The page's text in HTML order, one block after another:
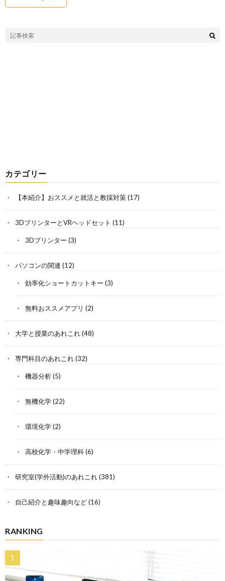
カテゴリー
【本紹介】おススメと就活と教採対策(17)
3DプリンターとVRヘッドセット (11)
3Dプリンター (3)
パソコンの関連 (12)
効率化ショートカットキー (3)
無料おススメアプリ (2)
大学と授業のあれこれ(48)
専門科目のあれこれ(32)
機器分析(5)
無機化学(22)
環境化学(2)
高校化学・中学理科(6)
研究室(学外活動)のあれこれ(381)
自己紹介と趣味趣向など(16)
RANKING